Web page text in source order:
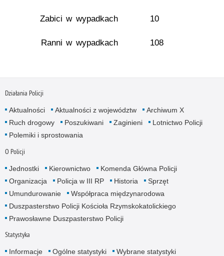
Zabici w wypadkach 10
Ranni w wypadkach 108
Działania Policji
Aktualności Aktualności z województw
Archiwum X
Ruch drogowy
Poszukiwani Zaginieni
Lotnictwo Policji
Polemiki i sprostowania
O Policji
Jednostki Kierownictwo
Komenda Główna Policji
Organizacja
Policja w III RP Historia
Sprzęt
Umundurowanie
Współpraca międzynarodowa
Duszpasterstwo Policji Kościoła Rzymskokatolickiego
Prawosławne Duszpasterstwo Policji
Statystyka
Informacje Ogólne statystyki
Wybrane statystyki